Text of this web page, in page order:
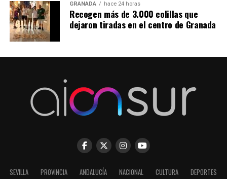
GRANADA hace 24 horas
Recogen más de 3.000 colillas que
dejaron tiradas en el centro de Granada
SEVILLA PROVINCIA ANDALUCÍA NACIONAL CULTURA
DEPORTES